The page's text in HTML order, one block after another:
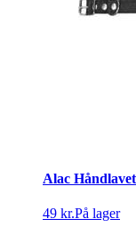
Alac
49 kr.På lager